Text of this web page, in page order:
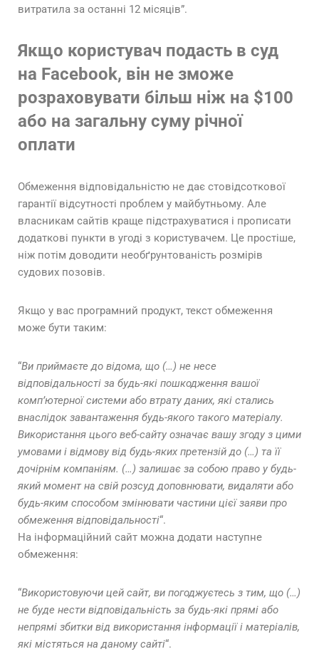
витратила за останні 12 місяців”.
Якщо користувач подасть в суд
на Facebook, він не зможе
розраховувати більш ніж на $100
або на загальну суму річної
оплати
Обмеження відповідальністю не дає стовідсоткової
гарантії відсутності проблем у майбутньому. Але
власникам сайтів краще підстрахуватися і прописати
додаткові пункти в угоді з користувачем. Це простіше,
ніж потім доводити необґрунтованість розмірів
судових позовів.
Якщо у вас програмний продукт, текст обмеження
може бути таким:
“Ви приймаєте до відома, що (…) не несе
відповідальності за будь-які пошкодження вашої
комп’ютерної системи або втрату даних, які стались
внаслідок завантаження будь-якого такого матеріалу.
Використання цього веб-сайту означає вашу згоду з цими
умовами і відмову від будь-яких претензій до (…) та її
дочірнім компаніям. (…) залишає за собою право у будь-
який момент на свій розсуд доповнювати, видаляти або
будь-яким способом змінювати частини цієї заяви про
обмеження відповідальності“.
На інформаційний сайт можна додати наступне
обмеження:
“Використовуючи цей сайт, ви погоджуєтесь з тим, що (…)
не буде нести відповідальність за будь-які прямі або
непрямі збитки від використання інформації і матеріалів,
які містяться на даному сайті“.